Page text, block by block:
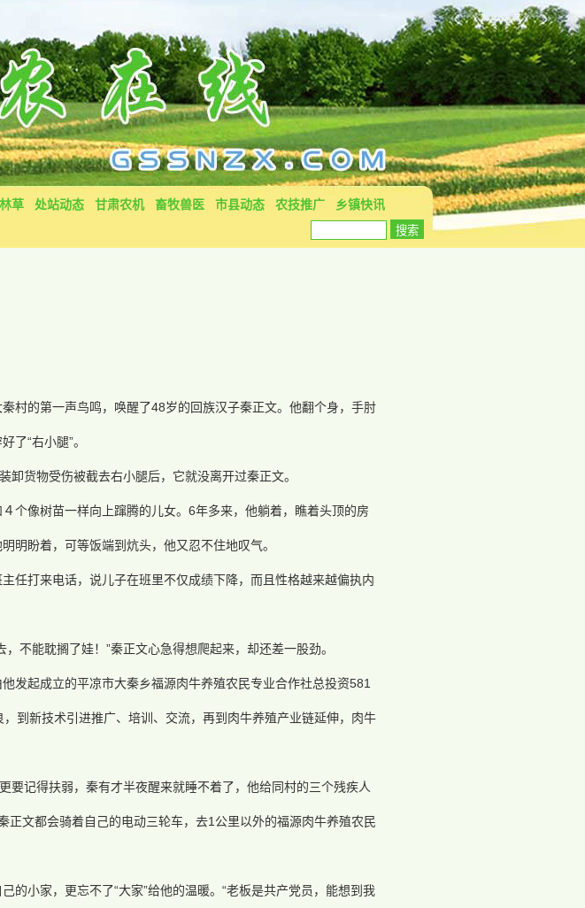
草 处站动态 甘肃农机 畜牧兽医 市县动态 农技推广
乡镇快讯
村的第一声鸟鸣，唤醒了48岁的回族汉子秦正文。他翻个身，手肘
了“右小腿”。
卸货物受伤被截去右小腿后，它就没离开过秦正文。
个像树苗一样向上蹿腾的儿女。6年多来，他躺着，瞧着头顶的房
明盼着，可等饭端到炕头，他又忍不住地叹气。
任打来电话，说儿子在班里不仅成绩下降，而且性格越来越偏执内
不能耽搁了娃！”秦正文心急得想爬起来，却还差一股劲。
发起成立的平凉市大秦乡福源肉牛养殖农民专业合作社总投资581
到新技术引进推广、培训、交流，再到肉牛养殖产业链延伸，肉牛
要记得扶弱，秦有才半夜醒来就睡不着了，他给同村的三个残疾人
文都会骑着自己的电动三轮车，去1公里以外的福源肉牛养殖农民
的小家，更忘不了“大家”给他的温暖。“老板是共产党员，能想到我